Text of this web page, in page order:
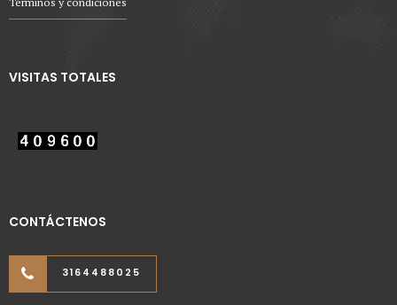
VISITAS TOTALES
CONTÁCTENOS
3164488025